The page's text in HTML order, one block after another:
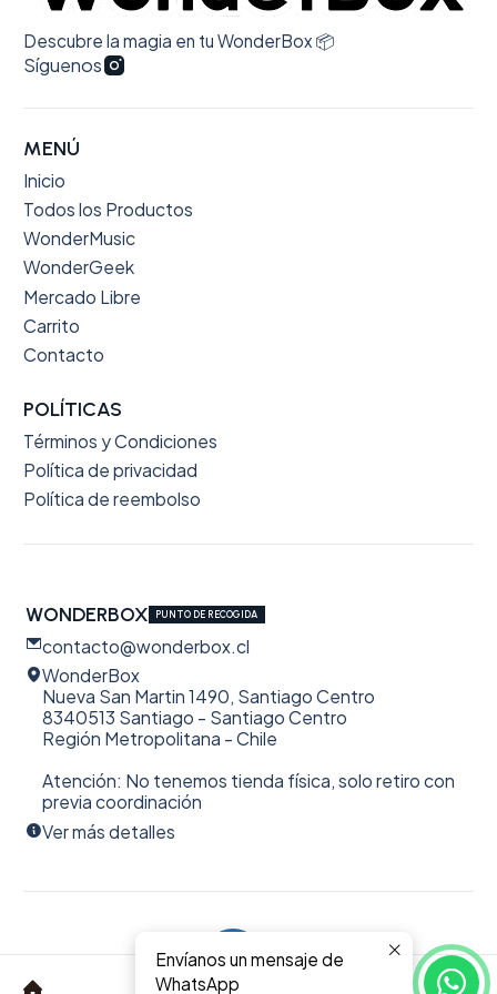
0
Descubre la magia en tu WonderBox 📦
Síguenos
MENÚ
Inicio
Todos los Productos
WonderMusic
WonderGeek
Mercado Libre
Carrito
Contacto
POLÍTICAS
Términos y Condiciones
Política de privacidad
Política de reembolso
WONDERBOX PUNTO DE RECOGIDA
contacto@wonderbox.cl
WonderBox
Nueva San Martin 1490, Santiago Centro
8340513 Santiago - Santiago Centro
Región Metropolitana - Chile
Atención: No tenemos tienda física, solo retiro con
previa coordinación
Ver más detalles
2026 WonderBox.
Todos los derechos reservados
Envíanos un mensaje de
WhatsApp